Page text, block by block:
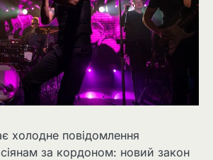
холодне повідомлення
за кордоном: новий закон